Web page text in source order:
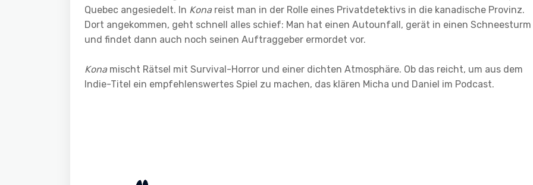
Quebec angesiedelt. In Konareist man in der Rolle eines Privatdetektivs in die kanadische Provinz.
Dort angekommen, geht schnell alles schief: Man hat einen Autounfall, gerät in einen Schneesturm
und findet dann auch noch seinen Auftraggeber ermordet vor.
Konamischt Rätsel mit Survival-Horror und einer dichten Atmosphäre. Ob das reicht, um aus dem
Indie-Titel ein empfehlenswertes Spiel zu machen, das klären Micha und Daniel im Podcast.